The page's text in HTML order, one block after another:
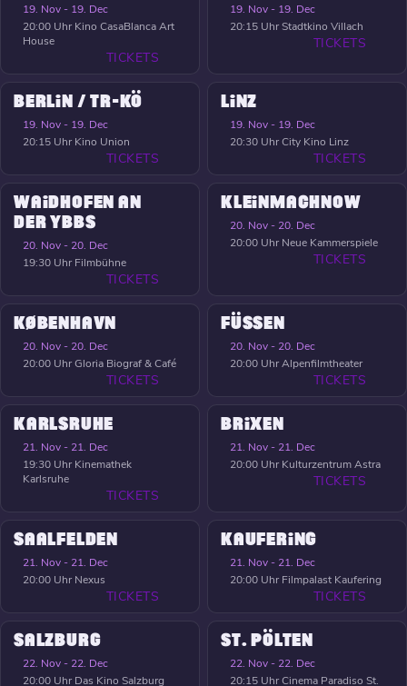
19. Nov - 19. Dec
20:00 Uhr Kino CasaBlanca Art
House
TICKETS
19. Nov - 19. Dec
20:15 UhrStadtkino Villach
TICKETS
BERLIN / TR-KÖ
19. Nov - 19. Dec
20:15 Uhr Kino Union
TICKETS
LINZ
19. Nov - 19. Dec
20:30 UhrCity Kino Linz
TICKETS
WAIDHOFEN AN
DER YBBS
20. Nov - 20. Dec
19:30 Uhr Filmbühne
TICKETS
KLEINMACHNOW
20. Nov - 20. Dec
20:00 Uhr Neue Kammerspiele
TICKETS
KØBENHAVN
20. Nov - 20. Dec
20:00 UhrGloria Biograf & Café
TICKETS
FÜSSEN
20. Nov - 20. Dec
20:00 UhrAlpenfilmtheater
TICKETS
KARLSRUHE
21. Nov - 21. Dec
19:30 Uhr Kinemathek
Karlsruhe
TICKETS
BRIXEN
21. Nov - 21. Dec
20:00 Uhr Kulturzentrum Astra
TICKETS
SAALFELDEN
21. Nov - 21. Dec
20:00 Uhr Nexus
TICKETS
KAUFERING
21. Nov - 21. Dec
20:00 Uhr Filmpalast Kaufering
TICKETS
SALZBURG
22. Nov - 22. Dec
20:00 Uhr Das Kino Salzburg
ST. PÖLTEN
22. Nov - 22. Dec
20:15 UhrCinema Paradiso St.